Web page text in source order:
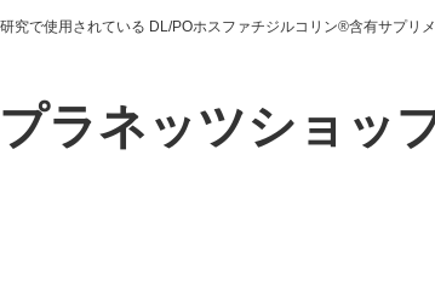
究で使用されている DL/POホスファチジルコリン®含有サプリメ